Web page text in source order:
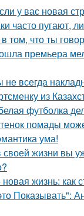
у вас новая
часто пугают,
том, что ты
премьера
не всегда
из
футболка
помады
ума!
своей жизни вы
жизнь: как
Показывать":